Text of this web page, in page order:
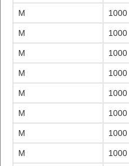
M 1000
M 1000
M 1000
M 1000
M 1000
M 1000
M 1000
M 1000